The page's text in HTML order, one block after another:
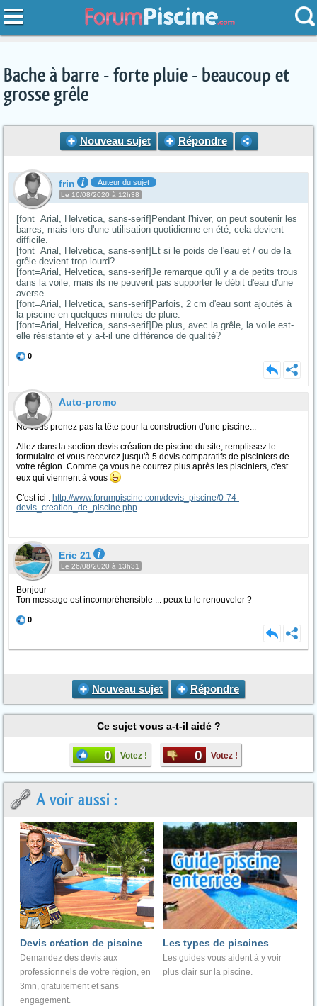
Bache à barre - forte pluie - beaucoup et
grosse grêle
Nouveau sujet Répondre
frin Auteur du sujet
Le 16/08/2020 à 12h38
[font=Arial, Helvetica, sans-serif]Pendant l'hiver, on peut soutenir les
barres, mais lors d'une utilisation quotidienne en été, cela devient
difficile.
[font=Arial, Helvetica, sans-serif]Et si le poids de l'eau et / ou de la
grêle devient trop lourd?
[font=Arial, Helvetica, sans-serif]Je remarque qu'il y a de petits trous
dans la voile, mais ils ne peuvent pas supporter le débit d'eau d'une
averse.
[font=Arial, Helvetica, sans-serif]Parfois, 2 cm d'eau sont ajoutés à
la piscine en quelques minutes de pluie.
[font=Arial, Helvetica, sans-serif]De plus, avec la grêle, la voile est-
elle résistante et y a-t-il une différence de qualité?
0
Auto-promo
Ne vous prenez pas la tête pour la construction d'une piscine...
Allez dans la section devis création de piscine du site, remplissez le
formulaire et vous recevrez jusqu'à 5 devis comparatifs de pisciniers de
votre région. Comme ça vous ne courrez plus après les pisciniers, c'est
eux qui viennent à vous
C'est ici : http://www.forumpiscine.com/devis_piscine/0-74-
devis_creation_de_piscine.php
Eric 21
Le 26/08/2020 à 13h31
Bonjour
Ton message est incompréhensible ... peux tu le renouveler ?
0
Nouveau sujet Répondre
Ce sujet vous a-t-il aidé ?
0 Votez ! 0 Votez !
A voir aussi :
Devis création de piscine
Demandez des devis aux
professionnels de votre région, en
3mn, gratuitement et sans
engagement.
Les types de piscines
Les guides vous aident à y voir
plus clair sur la piscine.